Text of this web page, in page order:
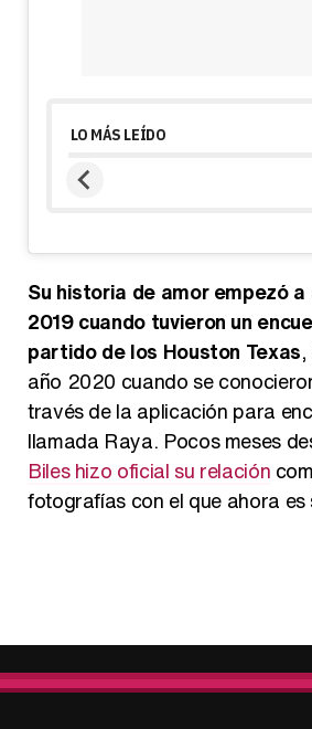
LO MÁS LEÍDO
Su historia de amor empezó
2019 cuando tuvieron un
partido de los Houston Texas
año 2020 cuando se
través de la aplicación para
llamada Raya. Pocos meses
Biles hizo oficial su relación
fotografías con el que ahora es